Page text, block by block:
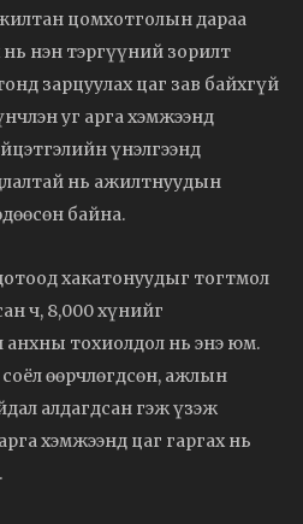
цомхотголын дараа
нэн тэргүүний зорилт
зарцуулах цаг зав байхгүй
уг арга хэмжээнд
үнэлгээнд
нь ажилтнуудын
байна.
хакатонуудыг тогтмол
ч, 8,000 хүнийг
тохиолдол нь энэ юм.
өөрчлөгдсөн, ажлын
алдагдсан гэж үзэж
хэмжээнд цаг гаргах нь